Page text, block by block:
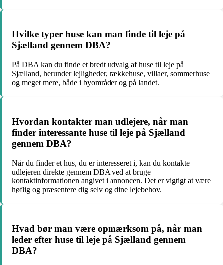
Hvilke typer huse kan man finde til leje på
Sjælland gennem DBA?
På DBA kan du finde et bredt udvalg af huse til leje på
Sjælland, herunder lejligheder, rækkehuse, villaer, sommerhuse
og meget mere, både i byområder og på landet.
Hvordan kontakter man udlejere, når man
finder interessante huse til leje på Sjælland
gennem DBA?
Når du finder et hus, du er interesseret i, kan du kontakte
udlejeren direkte gennem DBA ved at bruge
kontaktinformationen angivet i annoncen. Det er vigtigt at være
høflig og præsentere dig selv og dine lejebehov.
Hvad bør man være opmærksom på, når man
leder efter huse til leje på Sjælland gennem
DBA?